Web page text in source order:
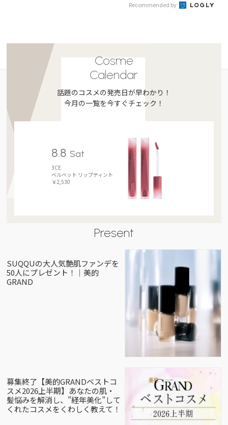
Recommended by
Cosme
Calendar
話題のコスメの発売日が早わかり！
今月の一覧を今すぐチェック！
8.8 Sat
3CE
ベルベット リップティント
￥2,530
Present
SUQQUの大人気艶肌ファンデを
50人にプレゼント！｜美的
GRAND
募集終了【美的GRANDベストコ
スメ2026上半期】あなたの肌・
髪悩みを解消し、”経年美化”して
くれたコスメをくわしく教えて！